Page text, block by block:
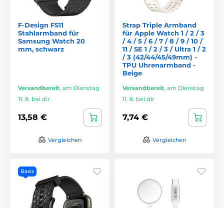
F-Design FS11
Stahlarmband für
Samsung Watch 20
mm, schwarz
Versandbereit, am Dienstag
11. 8. bei dir
13,58 €
Vergleichen
Strap Triple Armband
für Apple Watch 1 / 2 / 3
/ 4 / 5 / 6 / 7 / 8 / 9 / 10 /
11 / SE 1 / 2 / 3 / Ultra 1 / 2
/ 3 (42/44/45/49mm) -
TPU Uhrenarmband -
Beige
Versandbereit, am Dienstag
11. 8. bei dir
7,74 €
Vergleichen
Basis